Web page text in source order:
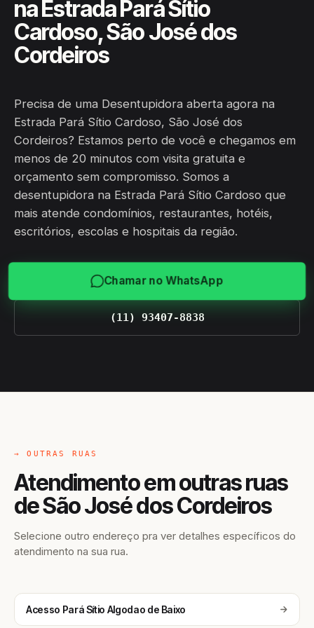
na Estrada Pará Sítio
Cardoso, São José dos
Cordeiros
Precisa de uma Desentupidora aberta agora na
Estrada Pará Sítio Cardoso, São José dos
Cordeiros? Estamos perto de você e chegamos em
menos de 20 minutos com visita gratuita e
orçamento sem compromisso. Somos a
desentupidora na Estrada Pará Sítio Cardoso que
mais atende condomínios, restaurantes, hotéis,
escritórios, escolas e hospitais da região.
Chamar no WhatsApp
(11) 93407-8838
→ OUTRAS RUAS
Atendimento em outras ruas
de São José dos Cordeiros
Selecione outro endereço pra ver detalhes específicos do
atendimento na sua rua.
Acesso Pará Sítio Algodao de Baixo